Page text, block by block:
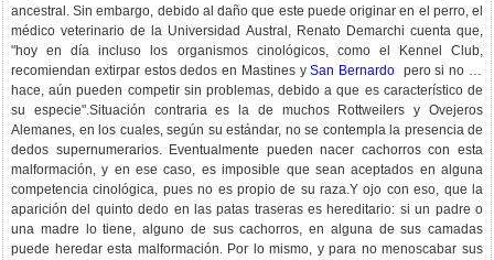
ancestral. Sin embargo, debido al daño que este puede originar en el perro, el
médico veterinario de la Universidad Austral, Renato Demarchi cuenta que,
"hoy en día incluso los organismos cinológicos, como el Kennel Club,
recomiendan extirpar estos dedos en Mastines ySan Bernardo pero si no se
hace, aún pueden competir sin problemas, debido a que es característico de
su especie".Situación contraria es la de muchos Rottweilers y Ovejeros
Alemanes, en los cuales, según su estándar, no se contempla la presencia de
dedos supernumerarios. Eventualmente pueden nacer cachorros con esta
malformación, y en ese caso, es imposible que sean aceptados en alguna
competencia cinológica, pues no es propio de su raza.Y ojo con eso, que la
aparición del quinto dedo en las patas traseras es hereditario: si un padre o
una madre lo tiene, alguno de sus cachorros, en alguna de sus camadas
puede heredar esta malformación. Por lo mismo, y para no menoscabar sus